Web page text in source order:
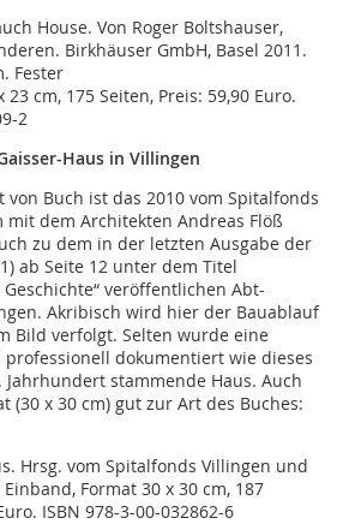
House. Von Roger Boltshauser,
Birkhäuser GmbH, Basel 2011.
Fester
cm, 175 Seiten, Preis: 59,90 Euro.
2
Haus in Villingen
von Buch ist das 2010 vom Spitalfonds
mit dem Architekten Andreas Flöß
zu dem in der letzten Ausgabe der
ab Seite 12 unter dem Titel
veröffentlichen Abt-
Akribisch wird hier der Bauablauf
Bild verfolgt. Selten wurde eine
professionell dokumentiert wie dieses
Jahrhundert stammende Haus. Auch
(30 x 30 cm) gut zur Art des Buches:
Hrsg. vom Spitalfonds Villingen und
Format 30 x 30 cm, 187
ISBN 978-3-00-032862-6